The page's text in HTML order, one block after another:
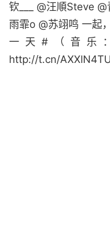
钦___ @汪順Steve
雨霏o @苏翊鸣 一起
一天#（音乐
http://t.cn/AXXlN4TU ​